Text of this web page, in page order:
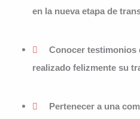
en la nueva etapa de
Conocer testimonios
realizado felizmente su
Pertenecer a una